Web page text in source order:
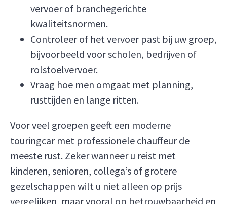
vervoer of branchegerichte
kwaliteitsnormen.
Controleer of het vervoer past bij uw groep,
bijvoorbeeld voor scholen, bedrijven of
rolstoelvervoer.
Vraag hoe men omgaat met planning,
rusttijden en lange ritten.
Voor veel groepen geeft een moderne
touringcar met professionele chauffeur de
meeste rust. Zeker wanneer u reist met
kinderen, senioren, collega’s of grotere
gezelschappen wilt u niet alleen op prijs
vergelijken, maar vooral op betrouwbaarheid en